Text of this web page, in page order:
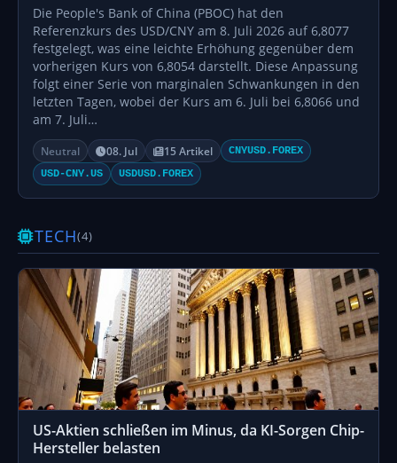
Die People's Bank of China (PBOC) hat den
Referenzkurs des USD/CNY am 8. Juli 2026 auf 6,8077
festgelegt, was eine leichte Erhöhung gegenüber dem
vorherigen Kurs von 6,8054 darstellt. Diese Anpassung
folgt einer Serie von marginalen Schwankungen in den
letzten Tagen, wobei der Kurs am 6. Juli bei 6,8066 und
am 7. Juli…
Neutral 08. Jul 15 Artikel
CNYUSD.FOREX
USD-CNY.US
USDUSD.FOREX
TECH(4)
US-Aktien schließen im Minus, da KI-Sorgen Chip-
Hersteller belasten